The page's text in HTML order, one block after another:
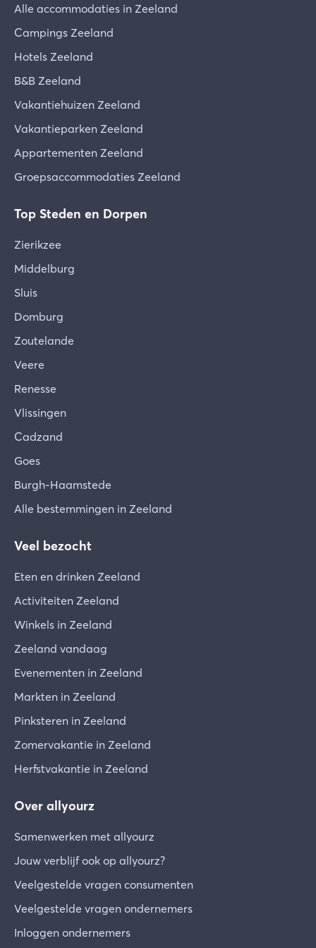
Alle accommodaties in Zeeland
Campings Zeeland
Hotels Zeeland
B&B Zeeland
Vakantiehuizen Zeeland
Vakantieparken Zeeland
Appartementen Zeeland
Groepsaccommodaties Zeeland
Top Steden en Dorpen
Zierikzee
Middelburg
Sluis
Domburg
Zoutelande
Veere
Renesse
Vlissingen
Cadzand
Goes
Burgh-Haamstede
Alle bestemmingen in Zeeland
Veel bezocht
Eten en drinken Zeeland
Activiteiten Zeeland
Winkels in Zeeland
Zeeland vandaag
Evenementen in Zeeland
Markten in Zeeland
Pinksteren in Zeeland
Zomervakantie in Zeeland
Herfstvakantie in Zeeland
Over allyourz
Samenwerken met allyourz
Jouw verblijf ook op allyourz?
Veelgestelde vragen consumenten
Veelgestelde vragen ondernemers
Inloggen ondernemers